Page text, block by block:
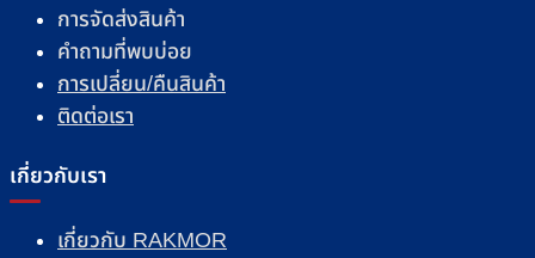
การจัดส่งสินค้า
คำถามที่พบบ่อย
การเปลี่ยน/คืนสินค้า
ติดต่อเรา
เกี่ยวกับเรา
เกี่ยวกับ RAKMOR